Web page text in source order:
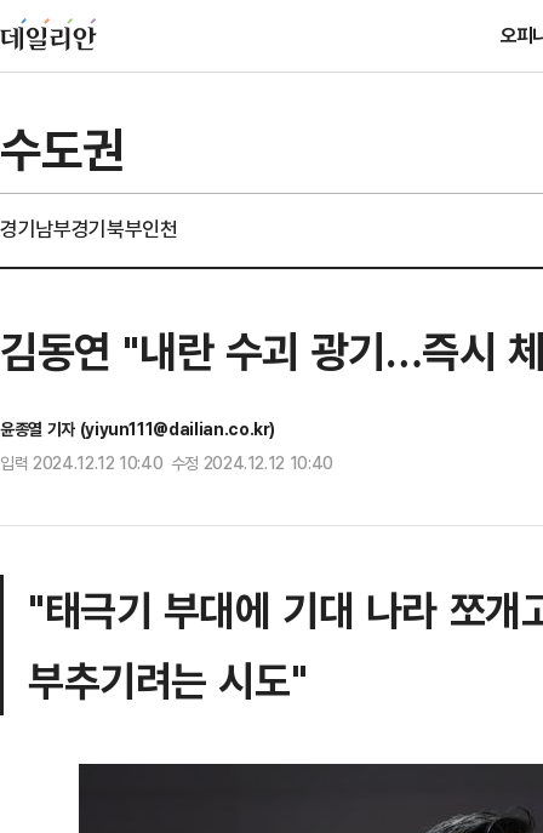
오피
수도권
경기남부경기북부인천
김동연 "내란 수괴 광기…즉시
윤종열 기자 (yiyun111@dailian.co.kr)
입력 2024.12.12 10:40 수정 2024.12.12 10:40
"태극기 부대에 기대 나라 쪼개
부추기려는 시도"